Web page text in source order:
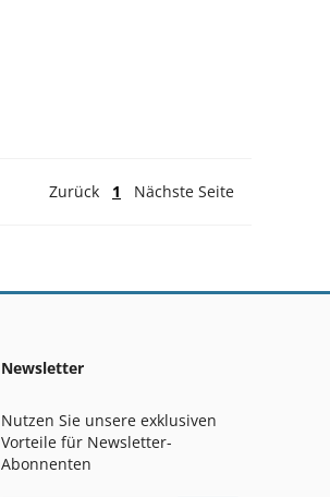
Zurück 1 Nächste Seite
Newsletter
Nutzen Sie unsere exklusiven
Vorteile für Newsletter-
Abonnenten